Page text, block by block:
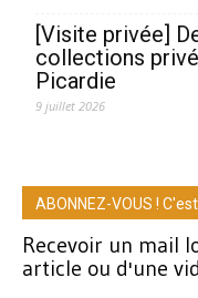
[Visite privée]
collections
Picardie
9 juillet 2026
ABONNEZ-VOUS !
Recevoir un mail
article ou d'une